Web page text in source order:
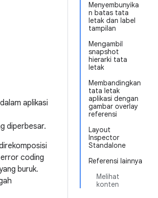
Menyembunyika
n batas tata
letak dan label
tampilan
Mengambil
snapshot
hierarki tata
letak
Membandingkan
tata letak
aplikasi dengan
gambar overlay
referensi
Layout
Inspector
Standalone
Referensi lainnya
Melihat
konten
aplikasi
diperbesar.
coding
buruk.